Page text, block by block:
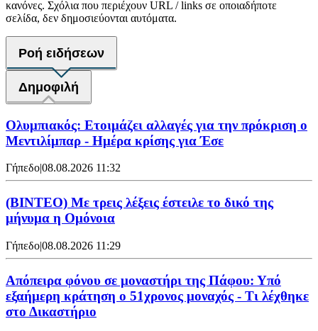
κανόνες. Σχόλια που περιέχουν URL / links σε οποιαδήποτε
σελίδα, δεν δημοσιεύονται αυτόματα.
Ροή ειδήσεων
Δημοφιλή
Ολυμπιακός: Ετοιμάζει αλλαγές για την πρόκριση ο
Μεντιλίμπαρ - Ημέρα κρίσης για Έσε
Γήπεδο|08.08.2026 11:32
(ΒΙΝΤΕΟ) Με τρεις λέξεις έστειλε το δικό της
μήνυμα η Ομόνοια
Γήπεδο|08.08.2026 11:29
Απόπειρα φόνου σε μοναστήρι της Πάφου: Υπό
εξαήμερη κράτηση ο 51χρονος μοναχός - Τι λέχθηκε
στο Δικαστήριο